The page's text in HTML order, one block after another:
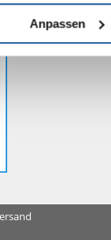
Anpassen